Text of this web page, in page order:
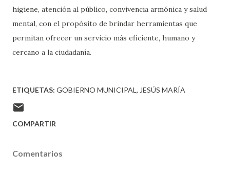
higiene, atención al público, convivencia armónica y salud
mental, con el propósito de brindar herramientas que
permitan ofrecer un servicio más eficiente, humano y
cercano a la ciudadanía.
ETIQUETAS: GOBIERNO MUNICIPAL JESÚS MARÍA
COMPARTIR
Comentarios